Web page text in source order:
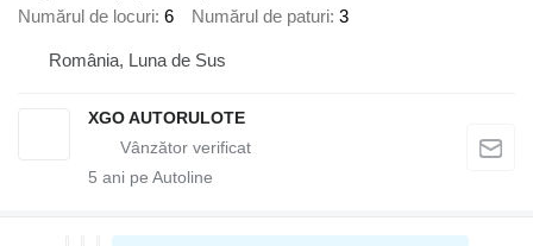
Numărul de locuri 6 Numărul de paturi 3
România, Luna de Sus
XGO AUTORULOTE
5 ani pe Autoline